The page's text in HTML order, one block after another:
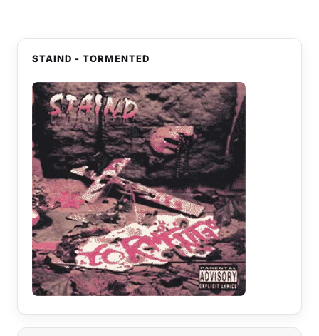
STAIND - TORMENTED